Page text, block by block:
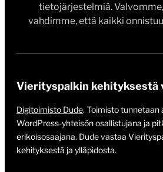
tietojärjestelmiä.
vahdimme, että kaikki
Vierityspalkin kehityksestä
Digitoimisto Dude. Toimisto tunnetaan
WordPress-yhteisön osallistujana ja
erikoisosaajana. Dude vastaa
kehityksestä ja ylläpidosta.